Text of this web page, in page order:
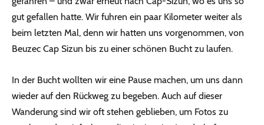
gut gefallen hatte. Wir fuhren ein paar Kilometer weiter als
beim letzten Mal, denn wir hatten uns vorgenommen, von
Beuzec Cap Sizun bis zu einer schönen Bucht zu laufen.
In der Bucht wollten wir eine Pause machen, um uns dann
wieder auf den Rückweg zu begeben. Auch auf dieser
Wanderung sind wir oft stehen geblieben, um Fotos zu